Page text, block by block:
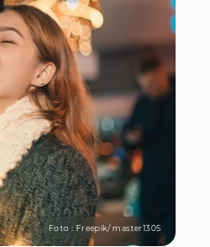
Foto : Freepik/ master1305